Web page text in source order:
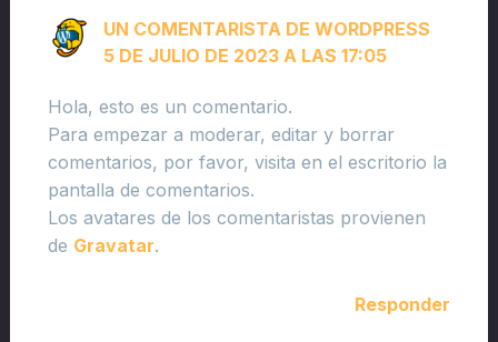
UN COMENTARISTA DE WORDPRESS
5 DE JULIO DE 2023 A LAS 17:05
Hola, esto es un comentario.
Para empezar a moderar, editar y borrar
comentarios, por favor, visita en el escritorio la
pantalla de comentarios.
Los avatares de los comentaristas provienen
de Gravatar.
Responder